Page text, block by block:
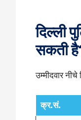
दिल्ली
सकती
उम्मीदवार
क्र.सं.